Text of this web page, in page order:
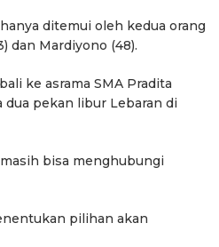
ditemui oleh kedua orang
dan Mardiyono (48).
ke asrama SMA Pradita
dua pekan libur Lebaran di
bisa menghubungi
pilihan akan